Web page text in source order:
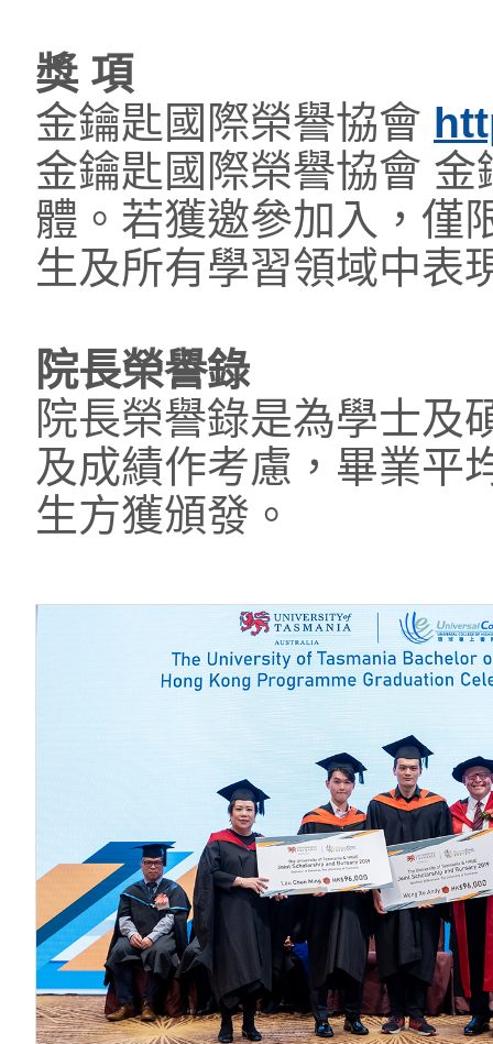
獎 項
金鑰匙國際榮譽協會
金鑰匙國際榮譽協會
體。若獲邀參加入，僅
生及所有學習領域中表
院長榮譽錄
院長榮譽錄是為學士及
及成績作考慮，畢業平
生方獲頒發。